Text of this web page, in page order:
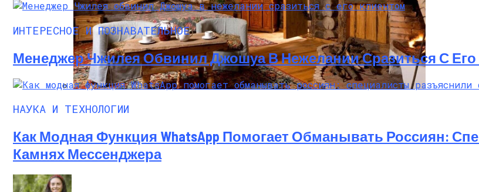
Русский Стиль: Архитектура, Интерьер И Другие Особенности Этого Направления
ИНТЕРЕСНОЕ И ПОЗНАВАТЕЛЬНОЕ
Менеджер Чжилея Обвинил Джошуа В Нежелании Сразиться С
НАУКА И ТЕХНОЛОГИИ
Как Модная Функция WhatsApp Помогает Обманывать Россиян:
Камнях Мессенджера